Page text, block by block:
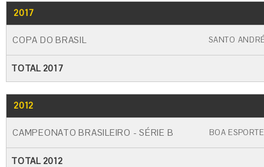
2017
COPA DO BRASIL SANTO
TOTAL 2017
2012
CAMPEONATO BRASILEIRO - SÉRIE B BOA ESPORTE
TOTAL 2012